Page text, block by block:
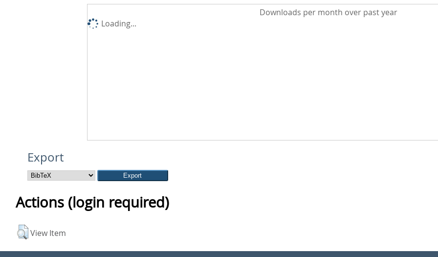
Downloads per month over past year
Loading...
Export
Actions (login required)
View Item